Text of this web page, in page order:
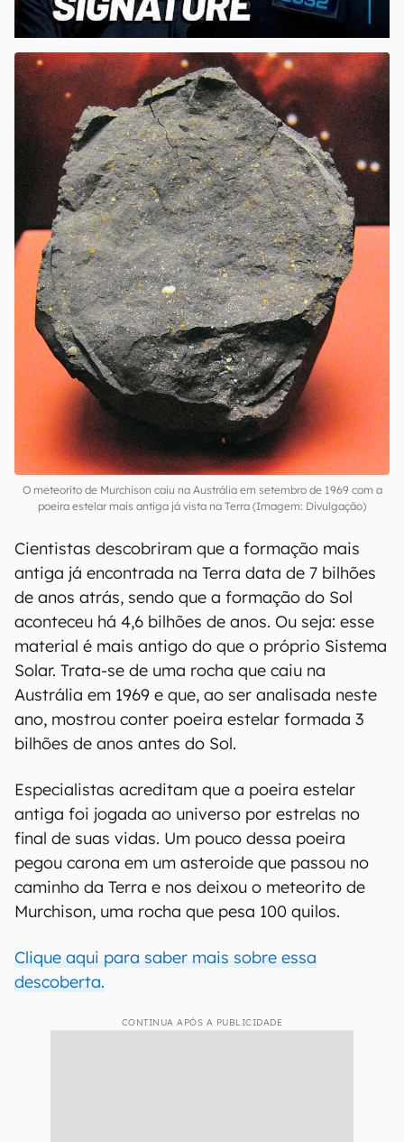
00:00/20:46
O meteorito de Murchison caiu na Austrália em setembro de 1969 com a
poeira estelar mais antiga já vista na Terra (Imagem: Divulgação)
Cientistas descobriram que a formação mais
antiga já encontrada na Terra data de 7 bilhões
de anos atrás, sendo que a formação do Sol
aconteceu há 4,6 bilhões de anos. Ou seja: esse
material é mais antigo do que o próprio Sistema
Solar. Trata-se de uma rocha que caiu na
Austrália em 1969 e que, ao ser analisada neste
ano, mostrou conter poeira estelar formada 3
bilhões de anos antes do Sol.
Especialistas acreditam que a poeira estelar
antiga foi jogada ao universo por estrelas no
final de suas vidas. Um pouco dessa poeira
pegou carona em um asteroide que passou no
caminho da Terra e nos deixou o meteorito de
Murchison, uma rocha que pesa 100 quilos.
Clique aqui para saber mais sobre essa
descoberta.
CONTINUA APÓS A PUBLICIDADE